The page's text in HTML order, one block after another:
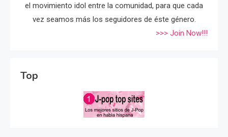
el movimiento idol entre la comunidad, para que cada
vez seamos más los seguidores de éste género.
>>> Join Now!!!
Top